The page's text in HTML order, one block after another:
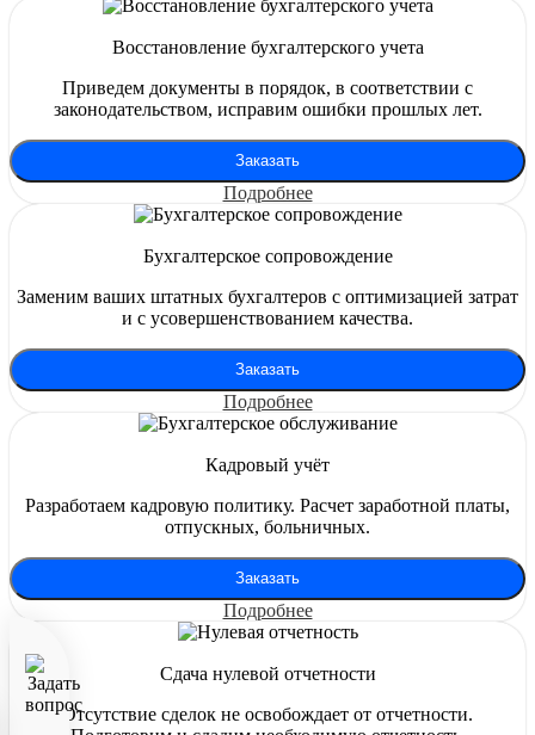
Восстановление бухгалтерского учета
Приведем документы в порядок, в соответствии с
законодательством, исправим ошибки прошлых лет.
Заказать
Подробнее
Бухгалтерское сопровождение
Заменим ваших штатных бухгалтеров с оптимизацией затрат
и с усовершенствованием качества.
Заказать
Подробнее
Кадровый учёт
Разработаем кадровую политику. Расчет заработной платы,
отпускных, больничных.
Заказать
Подробнее
Сдача нулевой отчетности
Отсутствие сделок не освобождает от отчетности.